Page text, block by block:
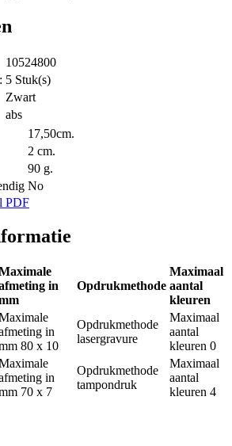
10524800
5 Stuk(s)
Zwart
abs
17,50cm.
2 cm.
90 g.
No
PDF
in
Opdrukmethode
Maximaal
aantal
kleuren
in
80 x 10
Opdrukmethode
lasergravure
Maximaal
aantal
kleuren 0
in
70 x 7
Opdrukmethode
tampondruk
Maximaal
aantal
kleuren 4